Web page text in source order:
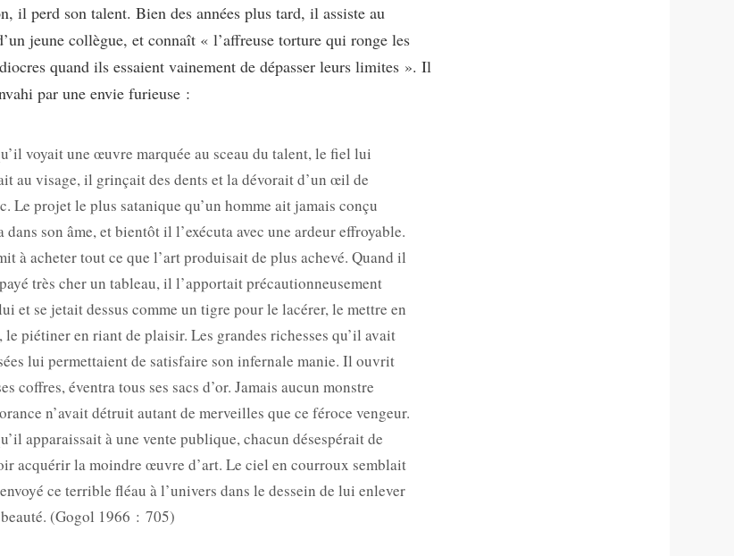
il perd son talent. Bien des années plus tard, il assiste au
jeune collègue, et connaît « l’affreuse torture qui ronge les
quand ils essaient vainement de dépasser leurs limites ». Il
par une envie furieuse :
voyait une œuvre marquée au sceau du talent, le fiel lui
au visage, il grinçait des dents et la dévorait d’un œil de
Le projet le plus satanique qu’un homme ait jamais conçu
dans son âme, et bientôt il l’exécuta avec une ardeur effroyable.
à acheter tout ce que l’art produisait de plus achevé. Quand il
très cher un tableau, il l’apportait précautionneusement
et se jetait dessus comme un tigre pour le lacérer, le mettre en
le piétiner en riant de plaisir. Les grandes richesses qu’il avait
lui permettaient de satisfaire son infernale manie. Il ouvrit
coffres, éventra tous ses sacs d’or. Jamais aucun monstre
n’avait détruit autant de merveilles que ce féroce vengeur.
apparaissait à une vente publique, chacun désespérait de
acquérir la moindre œuvre d’art. Le ciel en courroux semblait
ce terrible fléau à l’univers dans le dessein de lui enlever
(Gogol 1966 : 705)